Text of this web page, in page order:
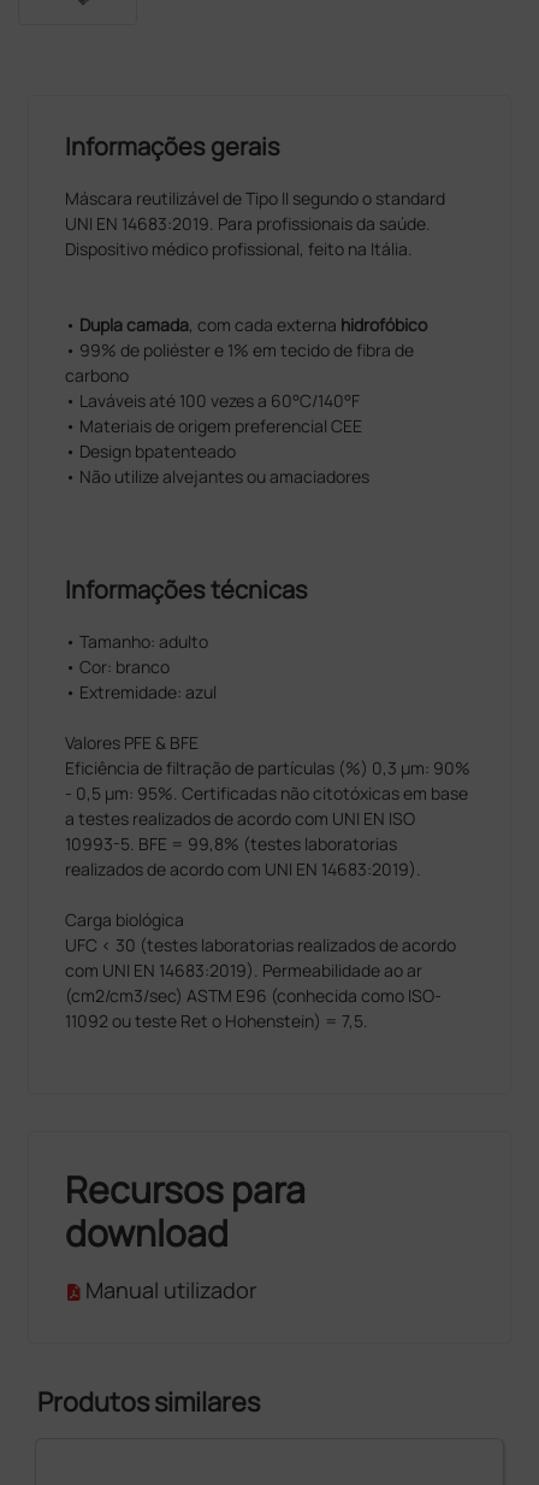
Informações gerais
Máscara reutilizável de Tipo II segundo o standard
UNI EN 14683:2019. Para profissionais da saúde.
Dispositivo médico profissional, feito na Itália.
• Dupla camada, com cada externa hidrofóbico
• 99% de poliéster e 1% em tecido de fibra de
carbono
• Laváveis até 100 vezes a 60°C/140°F
• Materiais de origem preferencial CEE
• Design bpatenteado
• Não utilize alvejantes ou amaciadores
Informações técnicas
• Tamanho: adulto
• Cor: branco
• Extremidade: azul
Valores PFE & BFE
Eficiência de filtração de partículas (%) 0,3 µm: 90%
- 0,5 µm: 95%. Certificadas não citotóxicas em base
a testes realizados de acordo com UNI EN ISO
10993-5. BFE = 99,8% (testes laboratorias
realizados de acordo com UNI EN 14683:2019).
Carga biológica
UFC < 30 (testes laboratorias realizados de acordo
com UNI EN 14683:2019). Permeabilidade ao ar
(cm2/cm3/sec) ASTM E96 (conhecida como ISO-
11092 ou teste Ret o Hohenstein) = 7,5.
Recursos para
download
Manual utilizador
Produtos similares